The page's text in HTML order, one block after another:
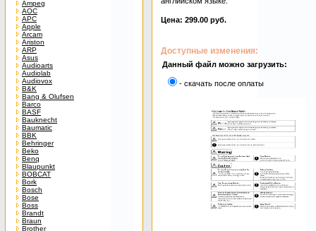
Ampeg
AOC
APC
Apple
Arcam
Ariston
ARP
Asus
Audioarts
Audiolab
Audiovox
B&K
Bang & Olufsen
Barco
BASF
Bauknecht
Baumatic
BBK
Behringer
Beko
Benq
Blaupunkt
BOBCAT
Bork
Bosch
Bose
Boss
Brandt
Braun
Brother
Цена: 299.00 руб.
Доступные изменения:
Данный файл можно загрузить:
- скачать после оплаты